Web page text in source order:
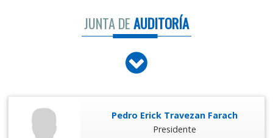
JUNTA DEAUDITORÍA
Pedro Erick Travezan Farach
Presidente